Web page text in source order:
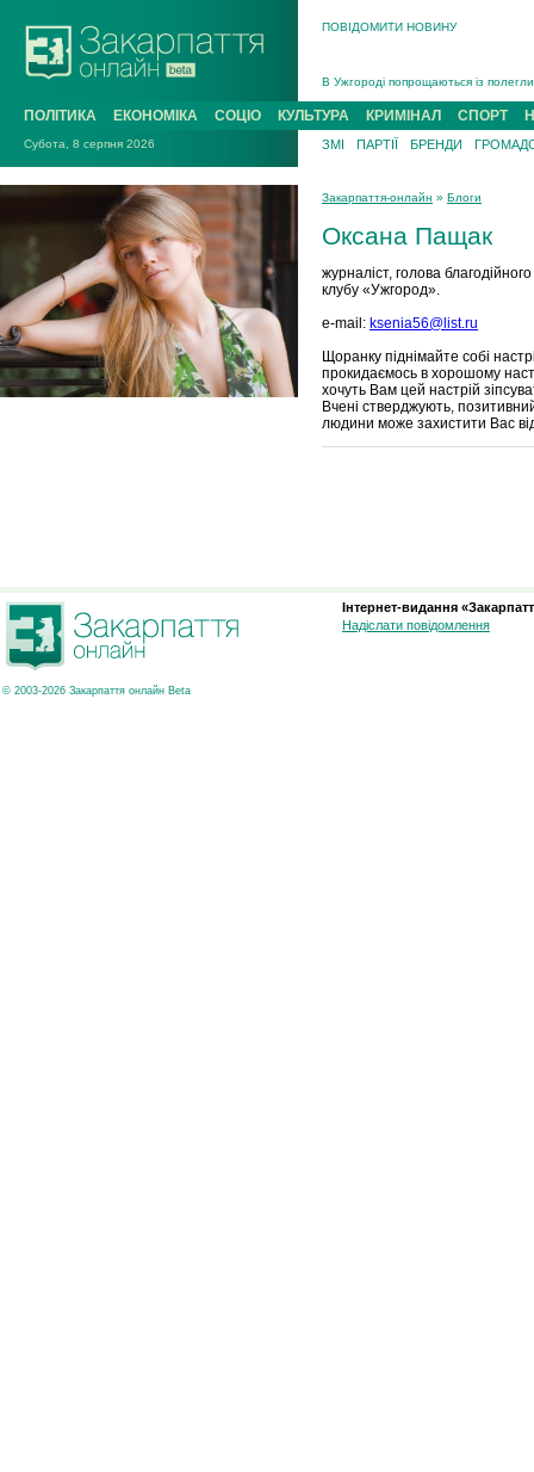
ПОВІДОМИТИ НОВИНУ
В Ужгороді попрощаються із
В Ужгороді 5 серпня
Підтвердили загибель захисника
На війні з рф поліг військовий з
Інструктора районного ТЦК на
ПОЛІТИКА ЕКОНОМІКА СОЦІО КУЛЬТУРА КРИМІНАЛ СПОРТ
Субота, 8 серпня 2026 ЗМІ ПАРТІЇ БРЕНДИ
Закарпаття-онлайн » Блоги
Оксана Пащак
журналіст, голова
клубу «Ужгород».
e-mail: ksenia56@list.ru
Щоранку піднімайте собі
прокидаємось в хорошому
хочуть Вам цей настрій
Вчені стверджують,
людини може захистити Вас
© 2003-2026 Закарпаття онлайн Beta
Інтернет-видання
Надіслати повідомлення